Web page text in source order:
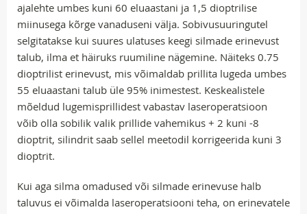
ajalehte umbes kuni 60 eluaastani ja 1,5 dioptrilise
miinusega kõrge vanaduseni välja. Sobivusuuringutel
selgitatakse kui suures ulatuses keegi silmade erinevust
talub, ilma et häiruks ruumiline nägemine. Näiteks 0.75
dioptrilist erinevust, mis võimaldab prillita lugeda umbes
55 eluaastani talub üle 95% inimestest. Keskealistele
mõeldud lugemisprillidest vabastav laseroperatsioon
võib olla sobilik valik prillide vahemikus + 2 kuni -8
dioptrit, silindrit saab sellel meetodil korrigeerida kuni 3
dioptrit.
Kui aga silma omadused või silmade erinevuse halb
taluvus ei võimalda laseroperatsiooni teha, on erinevatele